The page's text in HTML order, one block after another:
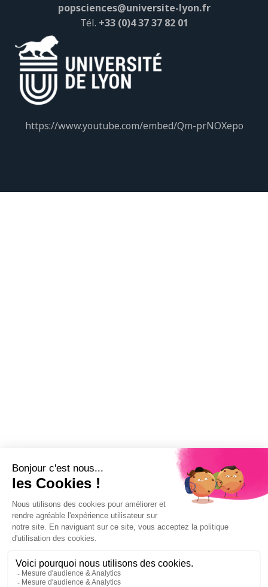
popsciences@universite-lyon.fr
Tél. +33 (0)4 37 37 82 01
https://www.youtube.com/embed/Qm-prNOXepo